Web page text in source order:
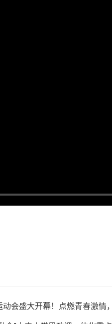
会盛大开幕！点燃青春激情